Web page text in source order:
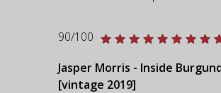
90/100
Jasper Morris - Inside
[vintage 2019]